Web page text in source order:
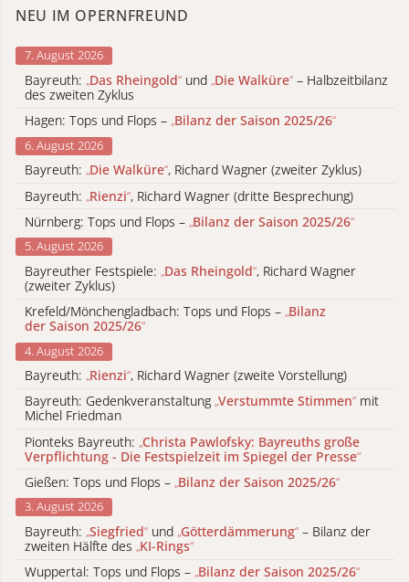
NEU IM OPERNFREUND
7. August 2026
Bayreuth: „Das Rheingold“ und „Die Walküre“ – Halbzeitbilanz
des zweiten Zyklus
Hagen: Tops und Flops – „Bilanz der Saison 2025/26“
6. August 2026
Bayreuth: „Die Walküre“, Richard Wagner (zweiter Zyklus)
Bayreuth: „Rienzi“, Richard Wagner (dritte Besprechung)
Nürnberg: Tops und Flops – „Bilanz der Saison 2025/26“
5. August 2026
Bayreuther Festspiele: „Das Rheingold“, Richard Wagner
(zweiter Zyklus)
Krefeld/Mönchengladbach: Tops und Flops – „Bilanz
der Saison 2025/26“
4. August 2026
Bayreuth: „Rienzi“, Richard Wagner (zweite Vorstellung)
Bayreuth: Gedenkveranstaltung „Verstummte Stimmen“ mit
Michel Friedman
Pionteks Bayreuth: „Christa Pawlofsky: Bayreuths große
Verpflichtung - Die Festspielzeit im Spiegel der Presse“
Gießen: Tops und Flops – „Bilanz der Saison 2025/26“
3. August 2026
Bayreuth: „Siegfried“ und „Götterdämmerung“ – Bilanz der
zweiten Hälfte des „KI-Rings“
Wuppertal: Tops und Flops – „Bilanz der Saison 2025/26“